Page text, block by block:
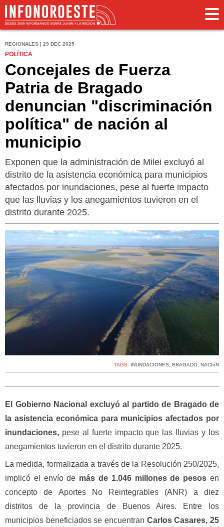
REGIONALES | 29 DEC 2025
POLÍTICA
Concejales de Fuerza
Patria de Bragado
denuncian "discriminación
política" de nación al
municipio
Exponen que la administración de Milei excluyó al
distrito de la asistencia económica para municipios
afectados por inundaciones, pese al fuerte impacto
que las lluvias y los anegamientos tuvieron en el
distrito durante 2025.
TAGS: INUNDACIONES, BRAGADO, NACIóN
El Gobierno Nacional excluyó al partido de Bragado de
la asistencia económica para municipios afectados por
inundaciones, pese al fuerte impacto que las lluvias y los
anegamientos tuvieron en el distrito durante 2025.
La medida, formalizada a través de la Resolución 250/2025,
implicó el envío de más de 1.046 millones de pesos en
concepto de Aportes No Reintegrables (ANR) a diez
distritos de la provincia de Buenos Aires. Entre los
municipios beneficiados se encuentran Carlos Casares, 25